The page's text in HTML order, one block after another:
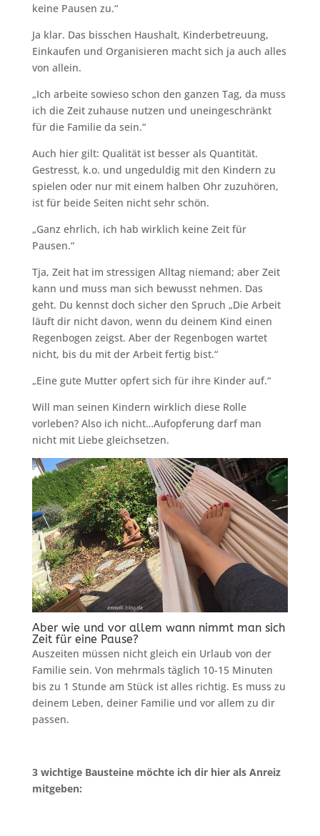
keine Pausen zu.“
Ja klar. Das bisschen Haushalt, Kinderbetreuung,
Einkaufen und Organisieren macht sich ja auch alles
von allein.
„Ich arbeite sowieso schon den ganzen Tag, da muss
ich die Zeit zuhause nutzen und uneingeschränkt
für die Familie da sein.“
Auch hier gilt: Qualität ist besser als Quantität.
Gestresst, k.o. und ungeduldig mit den Kindern zu
spielen oder nur mit einem halben Ohr zuzuhören,
ist für beide Seiten nicht sehr schön.
„Ganz ehrlich, ich hab wirklich keine Zeit für
Pausen.“
Tja, Zeit hat im stressigen Alltag niemand; aber Zeit
kann und muss man sich bewusst nehmen. Das
geht. Du kennst doch sicher den Spruch „Die Arbeit
läuft dir nicht davon, wenn du deinem Kind einen
Regenbogen zeigst. Aber der Regenbogen wartet
nicht, bis du mit der Arbeit fertig bist.“
„Eine gute Mutter opfert sich für ihre Kinder auf.“
Will man seinen Kindern wirklich diese Rolle
vorleben? Also ich nicht…Aufopferung darf man
nicht mit Liebe gleichsetzen.
Aber wie und vor allem wann nimmt man sich
Zeit für eine Pause?
Auszeiten müssen nicht gleich ein Urlaub von der
Familie sein. Von mehrmals täglich 10-15 Minuten
bis zu 1 Stunde am Stück ist alles richtig. Es muss zu
deinem Leben, deiner Familie und vor allem zu dir
passen.
3 wichtige Bausteine möchte ich dir hier als Anreiz
mitgeben: